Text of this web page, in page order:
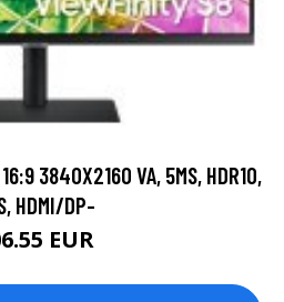
3840X2160 VA, 5MS, HDR10,
HDMI/DP-
EUR